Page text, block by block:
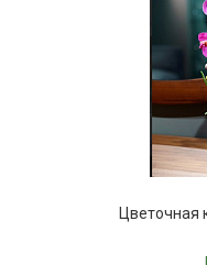
Цветочная